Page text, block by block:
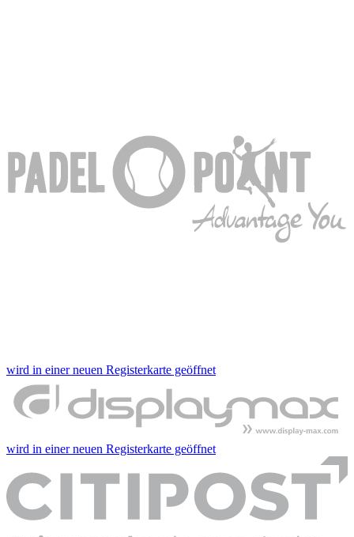
wird in einer neuen Registerkarte geöffnet
wird in einer neuen Registerkarte geöffnet